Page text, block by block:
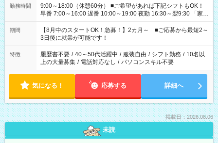
勤務時間
9:00～18:00（休憩60分） ■ご希望があれば下記シフトもOK！
早番 7:00～16:00 遅番 10:00～19:00 夜勤 16:30～翌9:30 「家族
と休みを合わせたい」 「余裕を持って夕飯の準備がしたい」
「できれば残業はしたくない」 など、ご希望を教えてください
ね。 ※Wワーク希望の方へ 今ご覧のお仕事で希望する勤務時間
と、もう1つのお仕事の勤務時間。 合計で週40時間を超える場
合は応募できません。
期間
【8月中のスタートOK！急募！】2カ月～ ■ご応募から最短2～
3日後に就業が可能です！
特徴 履歴書不要 / 40～50代活躍中 / 服装自由 / シフト勤務 / 10名以
上の大量募集 / 電話対応なし / パソコンスキル不要
気になる！ 応募する 詳細へ
掲載日：2026.08.06
未読